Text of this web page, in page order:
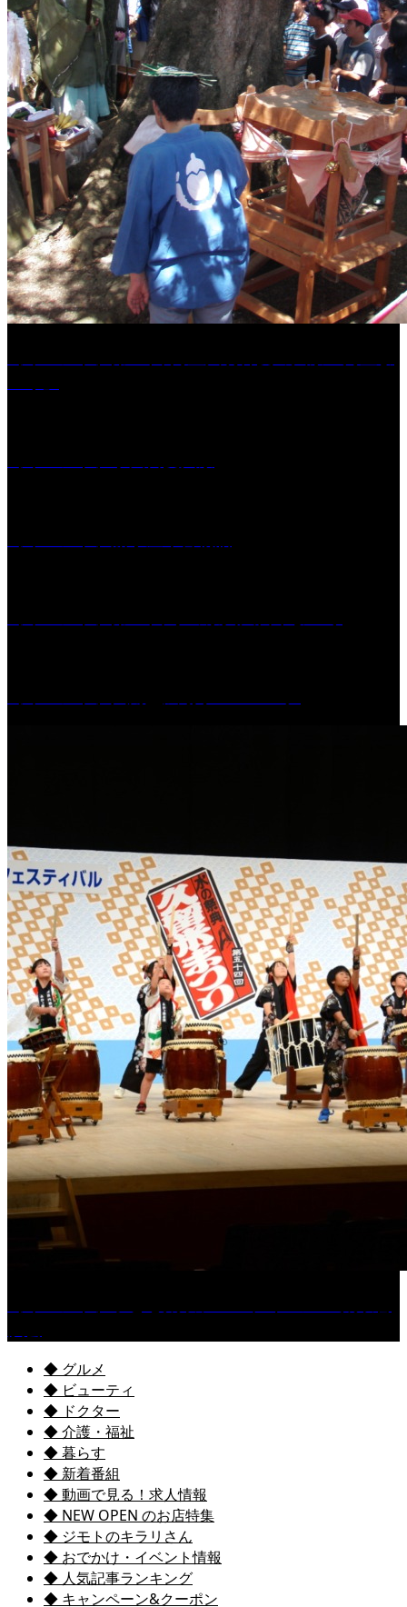
◆ グルメ
◆ ビューティ
◆ ドクター
◆ 介護・福祉
◆ 暮らす
◆ 新着番組
◆ 動画で見る！求人情報
◆ NEW OPEN のお店特集
◆ ジモトのキラリさん
◆ おでかけ・イベント情報
◆ 人気記事ランキング
◆ キャンペーン&クーポン